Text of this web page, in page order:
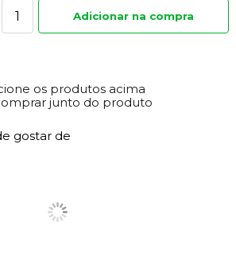
Adicionar na compra
os produtos acima
junto do produto
gostar de